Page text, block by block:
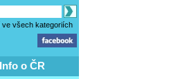
ve všech kategoriích
Info o ČR